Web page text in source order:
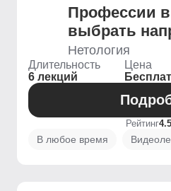
Профессии в
выбрать
Нетология
Длительность
6 лекций
Цена
Рейтинг
В любое время